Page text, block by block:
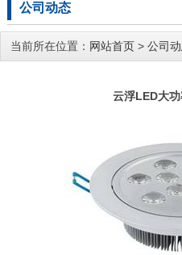
公司动态
当前所在位置： 网站首页 > 公司
云浮LED大